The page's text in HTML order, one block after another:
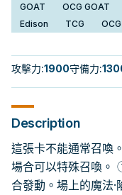
GOAT OCG GOAT
Edison
TCG OCG
攻擊力:1900守備力:
Description
這張卡不能通常召喚
場合可以特殊召喚。
合發動。場上的魔法·